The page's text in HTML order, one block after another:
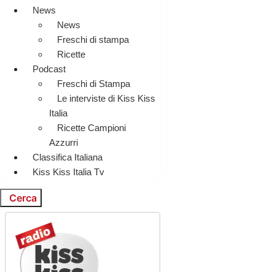
News
News
Freschi di stampa
Ricette
Podcast
Freschi di Stampa
Le interviste di Kiss Kiss
Italia
Ricette Campioni
Azzurri
Classifica Italiana
Kiss Kiss Italia Tv
Cerca